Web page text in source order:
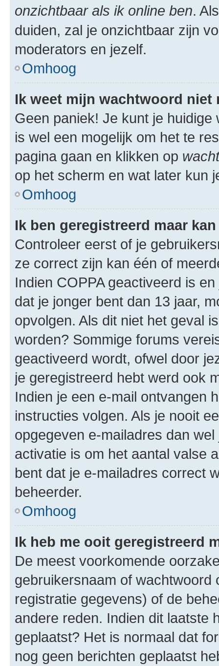
onzichtbaar als ik online ben.
duiden, zal je onzichtbaar zijn
moderators en jezelf.
Omhoog
Ik weet mijn wachtwoord niet
Geen paniek! Je kunt je
is wel een mogelijk om het te
pagina gaan en klikken op
op het scherm en wat later kun
Omhoog
Ik ben geregistreerd maar
Controleer eerst of je
ze correct zijn kan één of
Indien COPPA geactiveerd is
dat je jonger bent dan 13 jaar,
opvolgen. Als dit niet het geval
worden? Sommige forums
geactiveerd wordt, ofwel door
je geregistreerd hebt werd ook
Indien je een e-mail ontvangen
instructies volgen. Als je nooit
opgegeven e-mailadres dan
activatie is om het aantal valse
bent dat je e-mailadres correct
beheerder.
Omhoog
Ik heb me ooit geregistreerd
De meest voorkomende
gebruikersnaam of wachtwoord
registratie gegevens) of de
andere reden. Indien dit laatste
geplaatst? Het is normaal dat
nog geen berichten geplaatst